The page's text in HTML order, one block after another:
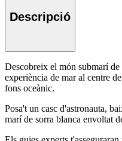
Descripció
Descobreix el món submarí
experiència de mar al centre
fons oceànic.
Posa't un casc d'astronauta,
marí de sorra blanca envoltat